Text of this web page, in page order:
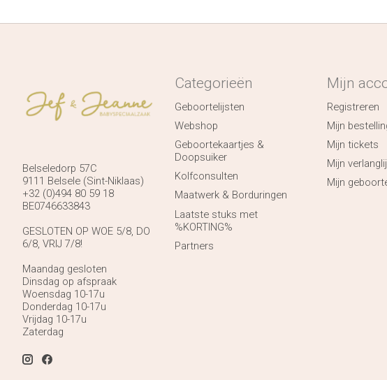
Belseledorp 57C
9111 Belsele (Sint-Niklaas)
+32 (0)494 80 59 18
BE0746633843
GESLOTEN OP WOE 5/8, DO
6/8, VRIJ 7/8!
Maandag gesloten
Dinsdag op afspraak
Woensdag 10-17u
Donderdag 10-17u
Vrijdag 10-17u
Zaterdag
Categorieën
Geboortelijsten
Webshop
Geboortekaartjes &
Doopsuiker
Kolfconsulten
Maatwerk & Borduringen
Laatste stuks met
%KORTING%
Partners
Mijn
Registreren
Mijn
Mijn tickets
Mijn
Mijn